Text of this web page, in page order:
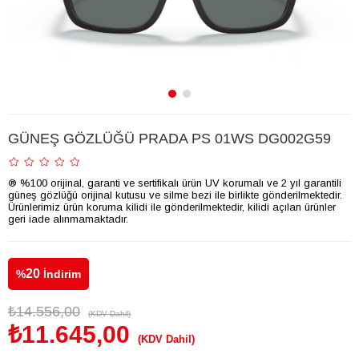
GÜNEŞ GÖZLÜĞÜ PRADA PS 01WS DG002G59
® %100 orijinal, garanti ve sertifikalı ürün UV korumalı ve 2 yıl garantili
güneş gözlüğü orijinal kutusu ve silme bezi ile birlikte gönderilmektedir.
Ürünlerimiz ürün koruma kilidi ile gönderilmektedir, kilidi açılan ürünler
geri iade alınmamaktadır.
%20 İndirim
₺14.556,00 (KDV Dahil)
₺11.645,00 (KDV Dahil)